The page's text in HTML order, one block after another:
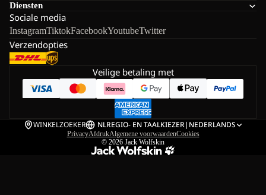
Diensten
Sociale media
InstagramTiktokFacebookYoutubeTwitter
Verzendopties
Veilige betaling met
WINKELZOEKER NLREGIO- EN TAALKIEZER| NEDERLANDS
PrivacyAfdrukAlgemene voorwaardenCookies
© 2026 Jack Wolfskin